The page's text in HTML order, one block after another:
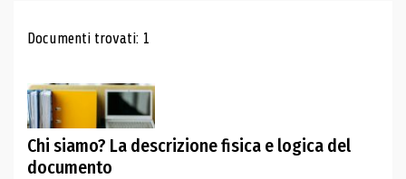
Risultati di ricerca
Documenti trovati: 1
Chi siamo? La descrizione fisica e logica del
documento